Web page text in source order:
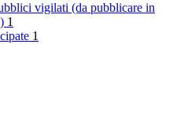
vigilati (da pubblicare in
1
1